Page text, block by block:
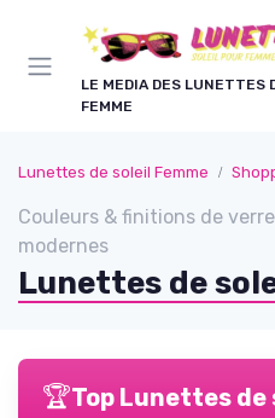
LE MEDIA DES LUNETTES
FEMME
Lunettes de soleil Femme
Couleurs & finitions de
modernes
Lunettes de
🏆Top Lunettes